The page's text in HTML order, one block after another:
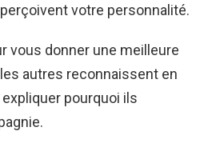
votre personnalité.
vous donner une meilleure
autres reconnaissent en
pourquoi ils